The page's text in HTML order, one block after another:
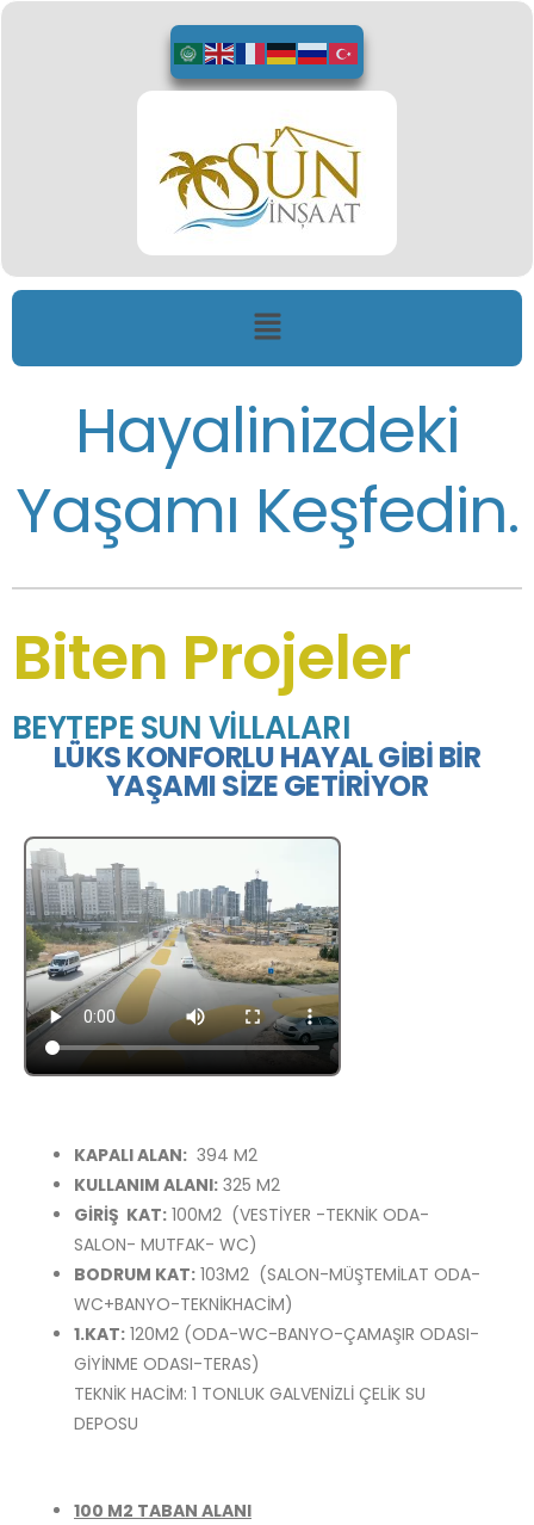
Hayalinizdeki
Yaşamı Keşfedin.
Biten Projeler
BEYTEPE SUN VİLLALARI
LÜKS KONFORLU HAYAL GİBİ BİR
YAŞAMI SİZE GETİRİYOR
KAPALI ALAN: 394 M2
KULLANIM ALANI: 325 M2
GİRİŞ KAT: 100M2 (VESTİYER -TEKNİK ODA-
SALON- MUTFAK- WC)
BODRUM KAT: 103M2 (SALON-MÜŞTEMİLAT ODA-
WC+BANYO-TEKNİKHACİM)
1.KAT: 120M2 (ODA-WC-BANYO-ÇAMAŞIR ODASI-
GİYİNME ODASI-TERAS)
TEKNİK HACİM: 1 TONLUK GALVENİZLİ ÇELİK SU
DEPOSU
100 M2 TABAN ALANI